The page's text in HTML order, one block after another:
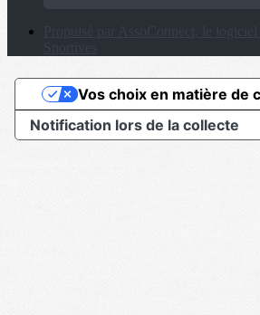
Notification lors de la collecte
Vos choix en matière de